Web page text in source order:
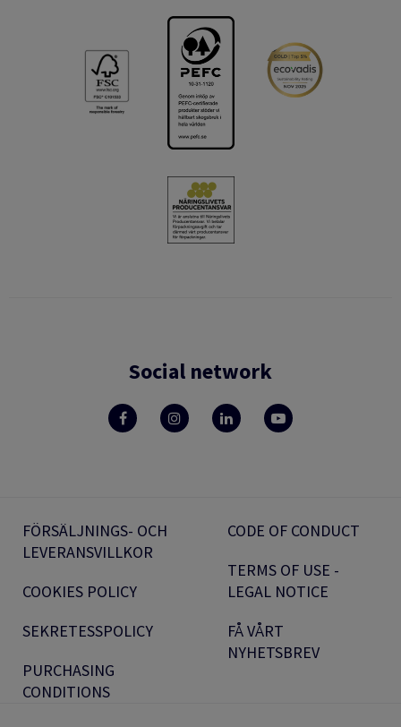
Social network
FÖRSÄLJNINGS- OCH
LEVERANSVILLKOR
COOKIES POLICY
SEKRETESSPOLICY
PURCHASING
CONDITIONS
CODE OF CONDUCT
TERMS OF USE -
LEGAL NOTICE
FÅ VÅRT
NYHETSBREV